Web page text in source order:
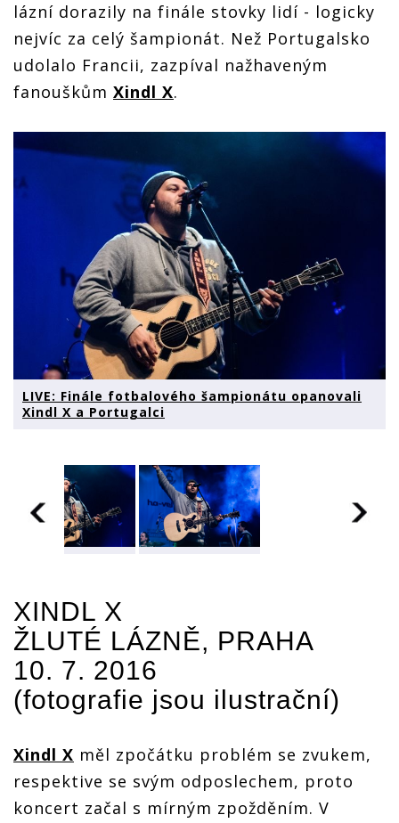
lázní dorazily na finále stovky lidí - logicky
nejvíc za celý šampionát. Než Portugalsko
udolalo Francii, zazpíval nažhaveným
fanouškům Xindl X.
LIVE: Finále fotbalového šampionátu opanovali
Xindl X a Portugalci
opanovali
Xindl X a
Portugalci
Xindl X a
Portugalci
XINDL X
ŽLUTÉ LÁZNĚ, PRAHA
10. 7. 2016
(fotografie jsou ilustrační)
Xindl X měl zpočátku problém se zvukem,
respektive se svým odposlechem, proto
koncert začal s mírným zpožděním. V